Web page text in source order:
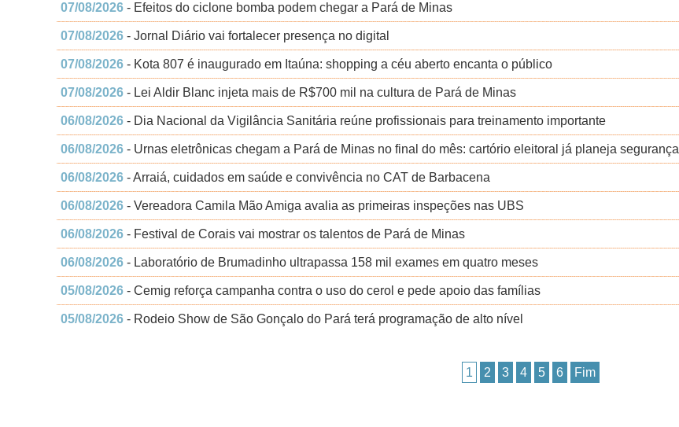
07/08/2026 - Efeitos do ciclone bomba podem chegar a Pará de Minas
07/08/2026 - Jornal Diário vai fortalecer presença no digital
07/08/2026 - Kota 807 é inaugurado em Itaúna: shopping a céu aberto encanta o público
07/08/2026 - Lei Aldir Blanc injeta mais de R$700 mil na cultura de Pará de Minas
06/08/2026 - Dia Nacional da Vigilância Sanitária reúne profissionais para treinamento importante
06/08/2026 - Urnas eletrônicas chegam a Pará de Minas no final do mês: cartório eleitoral já planeja segurança
06/08/2026 - Arraiá, cuidados em saúde e convivência no CAT de Barbacena
06/08/2026 - Vereadora Camila Mão Amiga avalia as primeiras inspeções nas UBS
06/08/2026 - Festival de Corais vai mostrar os talentos de Pará de Minas
06/08/2026 - Laboratório de Brumadinho ultrapassa 158 mil exames em quatro meses
05/08/2026 - Cemig reforça campanha contra o uso do cerol e pede apoio das famílias
05/08/2026 - Rodeio Show de São Gonçalo do Pará terá programação de alto nível
1 2 3 4 5 6 Fim